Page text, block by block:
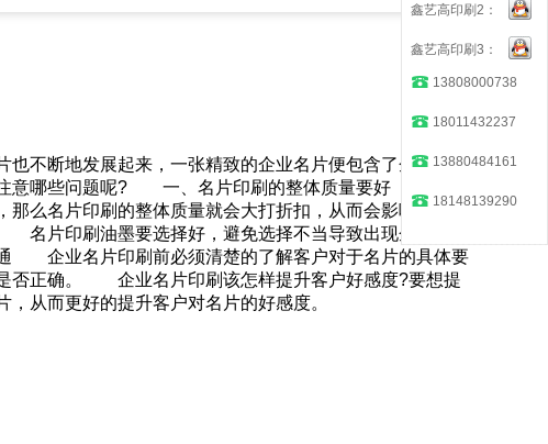
不断地发展起来，一张精致的企业名片便包含了企业的产
注意哪些问题呢? 一、名片印刷的整体质量要好 名片
么名片印刷的整体质量就会大打折扣，从而会影响到客户
片印刷油墨要选择好，避免选择不当导致出现企业名片
企业名片印刷前必须清楚的了解客户对于名片的具体要
是否正确。 企业名片印刷该怎样提升客户好感度?要想提
从而更好的提升客户对名片的好感度。
鑫艺高印刷2：
鑫艺高印刷3：
13808000738
18011432237
13880484161
18148139290